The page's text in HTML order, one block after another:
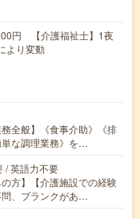
円 【介護福祉士】1夜
り変動
全般】《食事介助》《排
な調理業務》を…
/ 英語力不要
方】【介護施設での経験
、ブランクがあ…